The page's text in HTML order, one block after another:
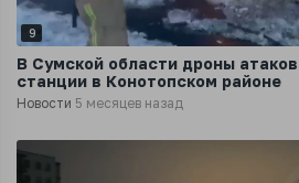
9
В Сумской области дроны
станции в Конотопском районе
Новости 5 месяцев назад